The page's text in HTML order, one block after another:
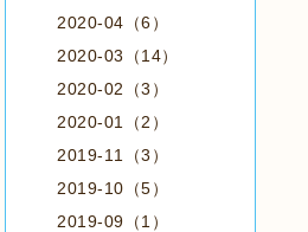
2020-04（6）
2020-03（14）
2020-02（3）
2020-01（2）
2019-11（3）
2019-10（5）
2019-09（1）